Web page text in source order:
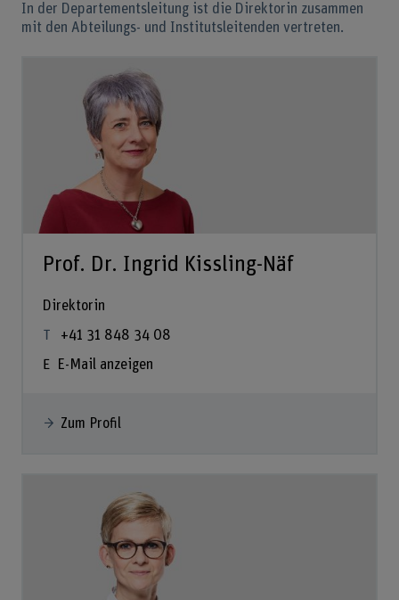
In der Departementsleitung ist die Direktorin zusammen
mit den Abteilungs- und Institutsleitenden vertreten.
Prof. Dr. Ingrid Kissling-Näf
Direktorin
+41 31 848 34 08
E-Mail anzeigen
Zum Profil